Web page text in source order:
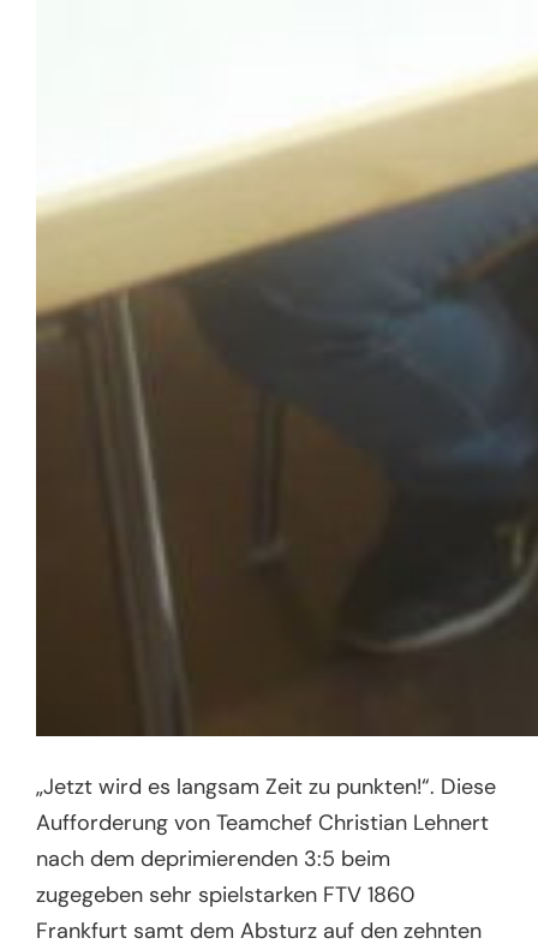
„Jetzt wird es langsam Zeit zu punkten!“. Diese
Aufforderung von Teamchef Christian Lehnert
nach dem deprimierenden 3:5 beim
zugegeben sehr spielstarken FTV 1860
Frankfurt samt dem Absturz auf den zehnten